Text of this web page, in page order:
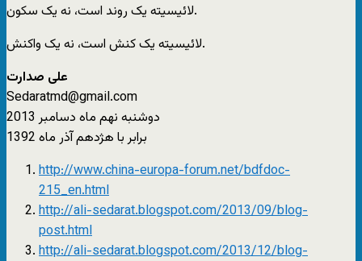
لائیسیته یک روند است، نه یک سکون.
لائیسیته یک کنش است، نه یک واکنش.
علی صدارت
Sedaratmd@gmail.com
دوشنبه نهم ماه دسامبر 2013
برابر با هژدهم آذر ماه 1392
http://www.china-europa-forum.net/bdfdoc-
215_en.html
http://ali-sedarat.blogspot.com/2013/09/blog-
post.html
http://ali-sedarat.blogspot.com/2013/12/blog-